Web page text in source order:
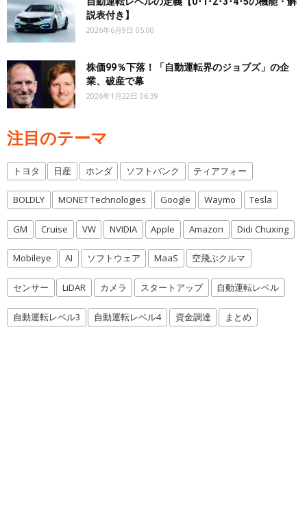
説表付き】
2026年6月9日 05:00
株価99％下落！「自動運転界のジョブズ」の企
業、破産で幕
2026年1月22日 06:39
注目のテーマ
トヨタ 日産 ホンダ ソフトバンク ティアフォー
BOLDLY MONET Technologies Google Waymo Tesla
GM Cruise VW NVIDIA Apple Amazon Didi Chuxing
Mobileye AI ソフトウェア MaaS 空飛ぶクルマ
センサー LiDAR カメラ スタートアップ 自動運転レベル
自動運転レベル3 自動運転レベル4 資金調達 まとめ